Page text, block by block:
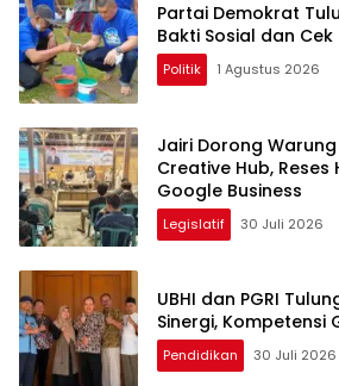
Partai Demokrat
Bakti Sosial dan
Politik 1 Agustus 2026
Jairi Dorong
Creative Hub,
Google Business
Legislatif 30 Juli 2026
UBHI dan PGRI
Sinergi, Kompetensi
Pendidikan 30 Juli 2026